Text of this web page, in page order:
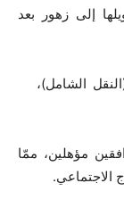
إلى زهور بعد
الشامل)،
مؤهلين، ممّا
الاجتماعي.